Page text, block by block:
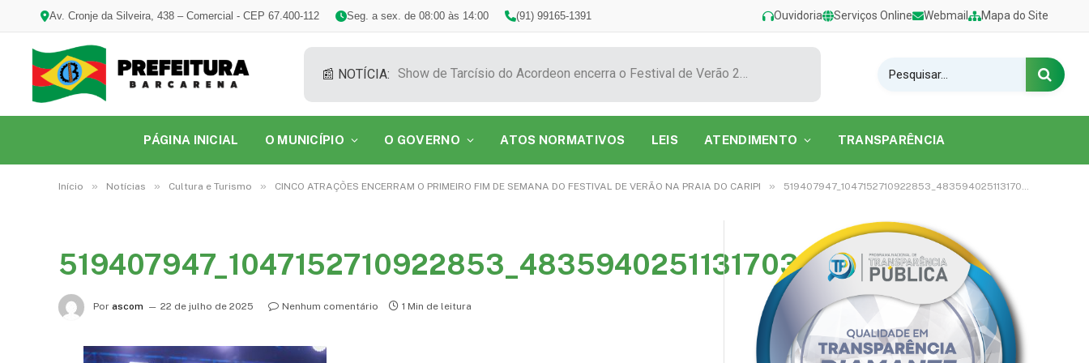
Av. Cronje da Silveira, 438 – Comercial - CEP 67.400-112 Seg. a sex. de 08:00 às 14:00 (91) 99165-1391 Ouvidoria Serviços Online Webmail Mapa do Site
📰 NOTÍCIA: Show de Tarcísio do Acordeon encerra o Festival de Verão 2026 na Praia do Caripi
PÁGINA INICIAL O MUNICÍPIO O GOVERNO ATOS NORMATIVOS LEIS ATENDIMENTO TRANSPARÊNCIA
Início » Notícias » Cultura e Turismo » CINCO ATRAÇÕES ENCERRAM O PRIMEIRO FIM DE SEMANA DO FESTIVAL DE VERÃO NA PRAIA DO CARIPI » 519407947_1047152710922853_4835940251131703105_n
519407947_1047152710922853_4835940251131703105_n
Por ascom 22 de julho de 2025 Nenhum comentário 1 Min de leitura